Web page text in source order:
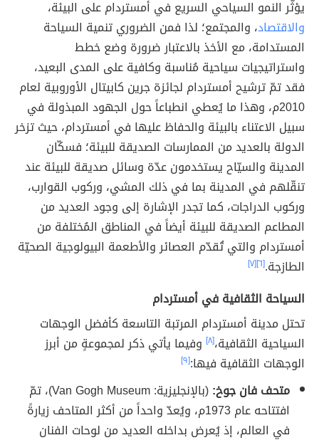
يؤثّر النمو السياحي السريع في أمستردام على البيئة،
والاقتصاد، والمجتمع؛ لذا فمن الضروري تنمية السياحة
المستدامة، مع الأخذ بالاعتبار ضرورة وضع خطط
واستراتيجيات سياحية مُناسبة وكافية على المدى البعيد،
فقد تمّ ترشيح أمستردام لجائزة جرين كابيتال الأوروبية لعام
2010م، وهذا ما يُعطي انطباعاً حول الجهود المبذولة في
سبيل الاعتناء بالبيئة والحفاظ عليها في أمستردام، حيث تزخر
الدولة بالعديد من الممارسات الصديقة للبيئة؛ فسكّان
المدينة والسيّاح يستخدمون عدّة وسائل صديقة للبيئة عند
تنقّلهم في المدينة بما في ذلك المشي، وركوب القوارب،
وركوب الدراجات، كما تجدر الإشارة إلى وجود العديد من
المطاعم الصديقة للبيئة أيضاً في المناطق المُختلفة من
أمستردام والتي تُقدّم العصائر والأطعمة البيولوجية الصحيّة
الطازجة.[٦] [٧]
السياحة الثقافية في أمستردام
تحتل مدينة أمستردام المرتبة التاسعة كأفضل الوجهات
السياحية الثقافية،[٨]
وفيما يأتي ذكر لمجموعةٍ من أبرز
الوجهات الثقافية فيها:[٩]
متحف فان جوخ:
(بالإنجليزية: Van Gogh Museum)، تمّ
افتتاحه عام 1973م، ويُعدّ واحداً من أكثر المتاحف زيارةً
في العالم، إذ يُعرض بداخله العديد من لوحات الفنان